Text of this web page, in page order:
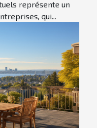
représente un
qui...